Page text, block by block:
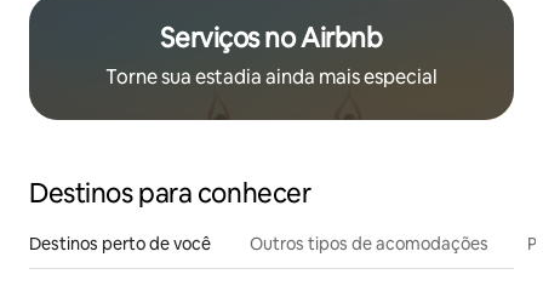
Serviços no Airbnb
Torne sua estadia ainda mais especial
Destinos para conhecer
Destinos perto de você Outros tipos de acomodações